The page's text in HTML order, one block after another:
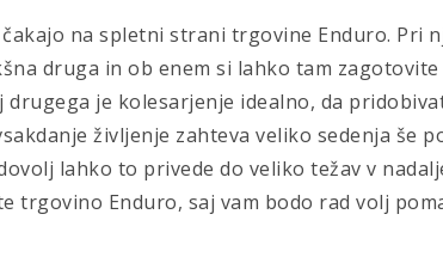
na spletni strani trgovine Enduro. Pri
druga in ob enem si lahko tam
drugega je kolesarjenje idealno, da
življenje zahteva veliko sedenja še
lahko to privede do veliko težav v
trgovino Enduro, saj vam bodo rad volj